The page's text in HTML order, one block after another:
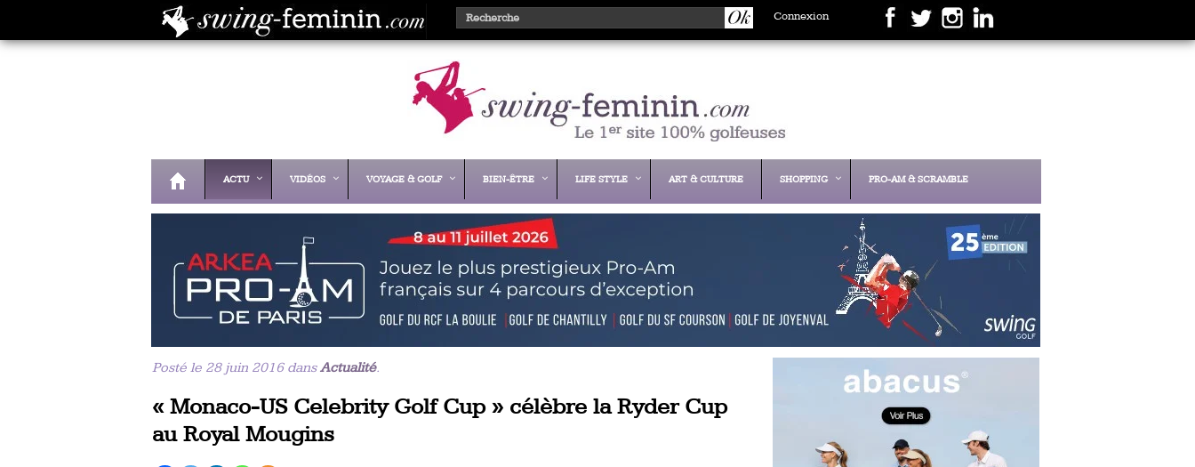
Connexion
ACTU VIDÉOS VOYAGE & GOLF BIEN-ÊTRE LIFE STYLE ART & CULTURE SHOPPING PRO-AM & SCRAMBLE
Posté le 28 juin 2016 dansActualité.
« Monaco-US Celebrity Golf Cup » célèbre la Ryder Cup
au Royal Mougins